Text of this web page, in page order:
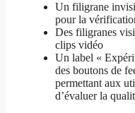
Un filigrane
pour la
Des filigranes
clips vidéo
Un label «
des boutons de
permettant aux
d’évaluer la